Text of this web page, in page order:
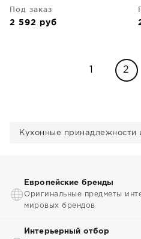
Под заказ
2 592 руб
2
Кухонные принадлежности
Европейские бренды
Оригинальные предметы
мировых брендов
Интерьерный отбор